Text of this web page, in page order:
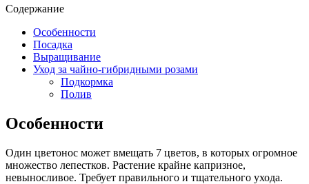
Содержание
Особенности
Посадка
Выращивание
Уход за чайно-гибридными розами
Подкормка
Полив
Особенности
Один цветонос может вмещать 7 цветов, в которых огромное
множество лепестков. Растение крайне капризное,
невыносливое. Требует правильного и тщательного ухода.